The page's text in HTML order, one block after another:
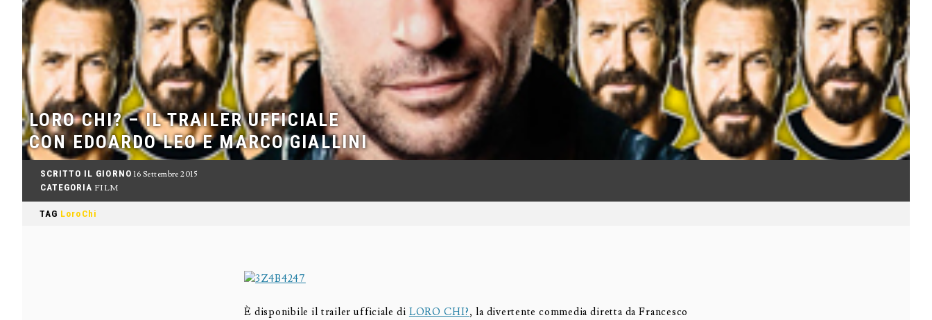
LORO CHI? – IL TRAILER UFFICIALE
CON EDOARDO LEO E MARCO GIALLINI
SCRITTO IL GIORNO 16 Settembre 2015
CATEGORIA FILM
TAG LoroChi
È disponibile il trailer ufficiale di LORO CHI?, la divertente commedia diretta da Francesco